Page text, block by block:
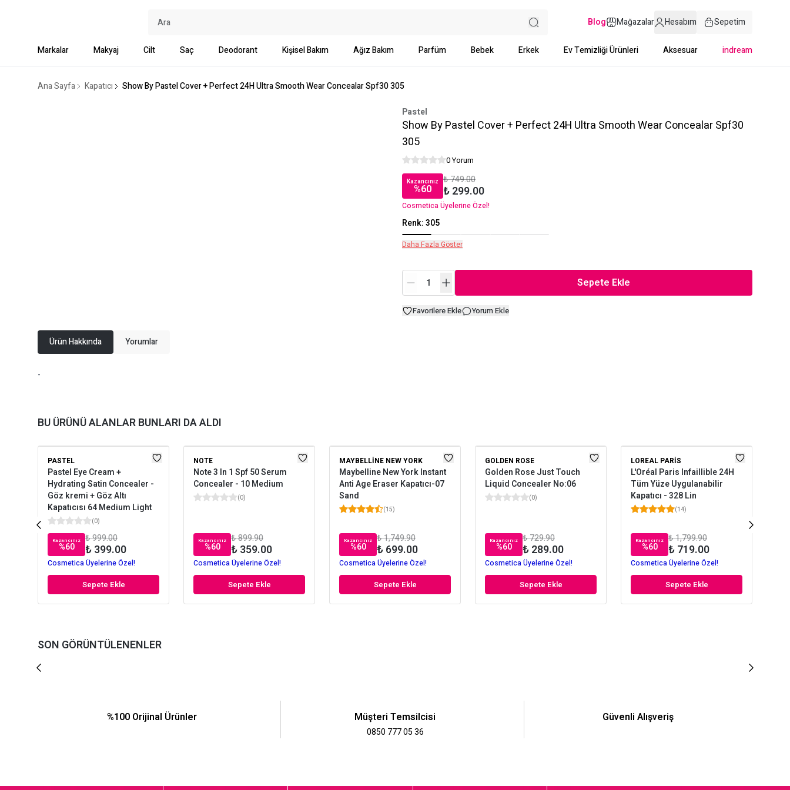
Blog Mağazalar Hesabım Sepetim
Markalar Makyaj Cilt Saç Deodorant Kişisel Bakım Ağız Bakım Parfüm Bebek Erkek Ev Temizliği Ürünleri Aksesuar indream
Ana Sayfa Kapatıcı Show By Pastel Cover + Perfect 24H Ultra Smooth Wear Concealar Spf30 305
Pastel
Show By Pastel Cover + Perfect 24H Ultra Smooth Wear Concealar Spf30
305
0 Yorum
Kazancınız
%60
₺ 749.00
₺ 299.00
Cosmetica Üyelerine Özel!
Renk:305
Daha Fazla Göster
Sepete Ekle
Favorilere Ekle Yorum Ekle
Ürün Hakkında Yorumlar
-
BU ÜRÜNÜ ALANLAR BUNLARI DA ALDI
PASTEL
Pastel Eye Cream +
Hydrating Satin Concealer -
Göz kremi + Göz Altı
Kapatıcısı 64 Medium Light
(0)
Kazancınız
%60
₺ 999.00
₺ 399.00
Cosmetica Üyelerine Özel!
Sepete Ekle
NOTE
Note 3 In 1 Spf 50 Serum
Concealer - 10 Medium
(0)
Kazancınız
%60
₺ 899.90
₺ 359.00
Cosmetica Üyelerine Özel!
Sepete Ekle
MAYBELLINE NEW YORK
Maybelline New York Instant
Anti Age Eraser Kapatıcı-07
Sand
(15)
Kazancınız
%60
₺ 1,749.90
₺ 699.00
Cosmetica Üyelerine Özel!
Sepete Ekle
GOLDEN ROSE
Golden Rose Just Touch
Liquid Concealer No:06
(0)
Kazancınız
%60
₺ 729.90
₺ 289.00
Cosmetica Üyelerine Özel!
Sepete Ekle
LOREAL PARIS
L'Oréal Paris Infaillible 24H
Tüm Yüze Uygulanabilir
Kapatıcı - 328 Lin
(14)
Kazancınız
%60
₺ 1,799.90
₺ 719.00
Cosmetica Üyelerine Özel!
Sepete Ekle
SON GÖRÜNTÜLENENLER
%100 Orijinal Ürünler Müşteri Temsilcisi
0850 777 05 36
Güvenli Alışveriş